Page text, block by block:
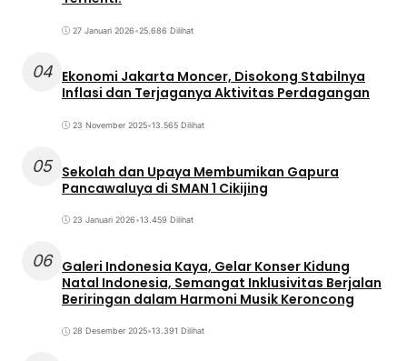
27 Januari 2026•25.686 Dilihat
04 Ekonomi Jakarta Moncer, Disokong Stabilnya
Inflasi dan Terjaganya Aktivitas Perdagangan
23 November 2025•13.565 Dilihat
05 Sekolah dan Upaya Membumikan Gapura
Pancawaluya di SMAN 1 Cikijing
23 Januari 2026•13.459 Dilihat
06 Galeri Indonesia Kaya, Gelar Konser Kidung
Natal Indonesia, Semangat Inklusivitas Berjalan
Beriringan dalam Harmoni Musik Keroncong
28 Desember 2025•13.391 Dilihat